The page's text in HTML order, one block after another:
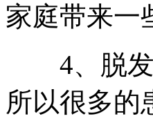
家庭带来一
4、脱发
所以很多的